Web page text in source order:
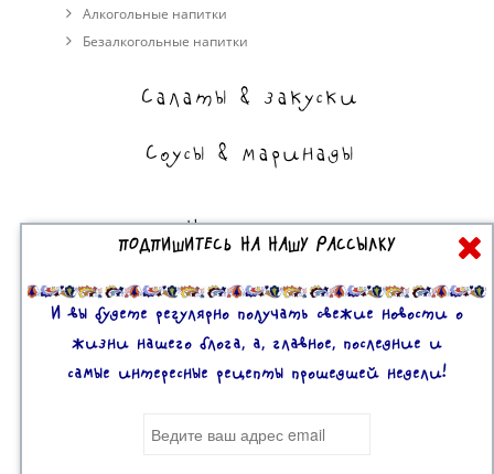
Алкогольные напитки
Безалкогольные напитки
Салаты & закуски
Соусы & маринады
На сладкое
Торты, пирожные, выпечка
Десерты
ПОДПИШИТЕСЬ НА НАШУ РАССЫЛКУ
И вы будете регулярно получать свежие новости о
жизни нашего блога, а, главное, последние и
самые интересные рецепты прошедшей недели!